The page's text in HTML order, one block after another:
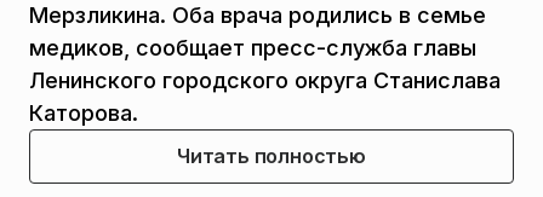
Мерзликина. Оба врача родились в семье
медиков, сообщает пресс-служба главы
Ленинского городского округа Станислава
Каторова.
Читать полностью